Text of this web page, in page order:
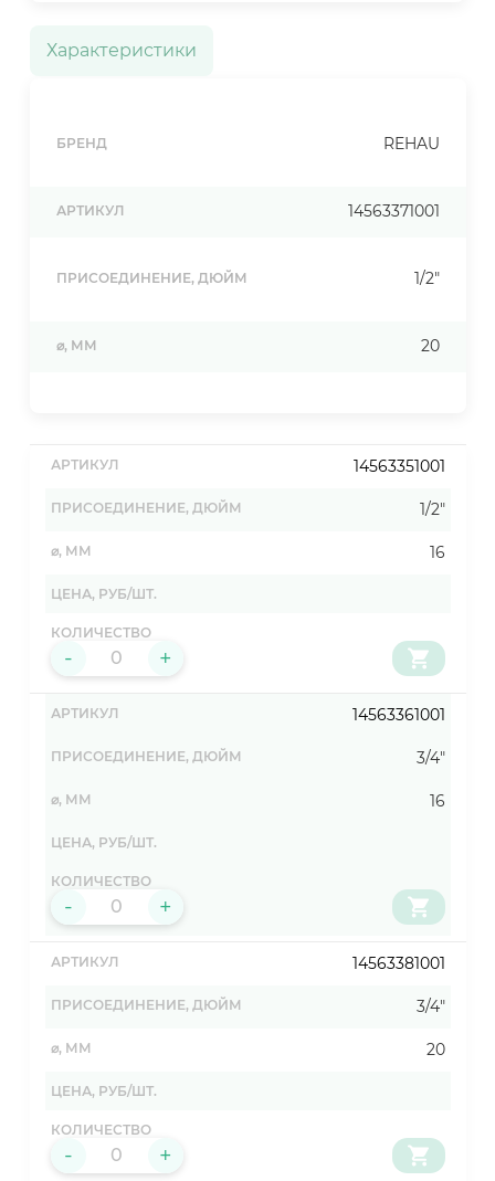
Характеристики
БРЕНД REHAU
АРТИКУЛ 14563371001
ПРИСОЕДИНЕНИЕ, ДЮЙМ 1/2"
⌀, ММ 20
14563351001
1/2"
16
- +
14563361001
3/4"
16
- +
14563381001
3/4"
20
- +